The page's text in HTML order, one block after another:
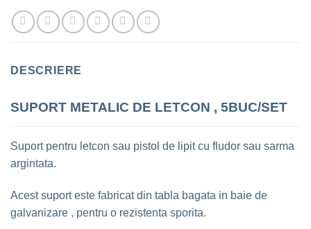
DESCRIERE
SUPORT METALIC DE LETCON , 5BUC/SET
Suport pentru letcon sau pistol de lipit cu fludor sau sarma
argintata.
Acest suport este fabricat din tabla bagata in baie de
galvanizare , pentru o rezistenta sporita.